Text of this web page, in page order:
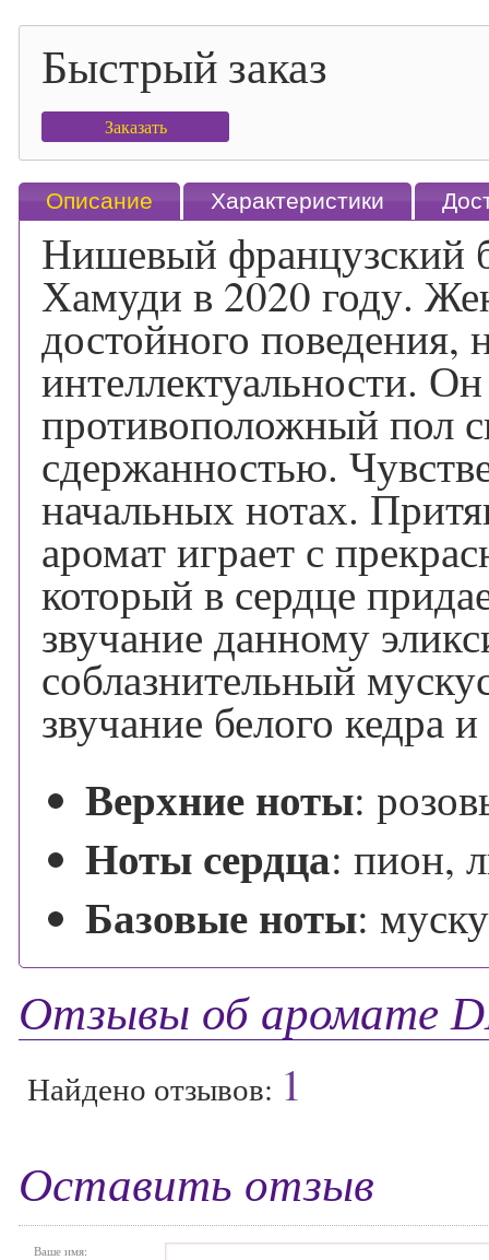
Быстрый заказ
Заказать
Описание Характеристики
Нишевый французский
Хамуди в 2020 году.
достойного поведения,
интеллектуальности.
противоположный пол
сдержанностью.
начальных нотах.
аромат играет с
который в сердце
звучание данному
соблазнительный
звучание белого кедра
Верхние ноты:
Ноты сердца: пион,
Базовые ноты:
Отзывы об аромате
Найдено отзывов: 1
Оставить отзыв
Ваше имя: